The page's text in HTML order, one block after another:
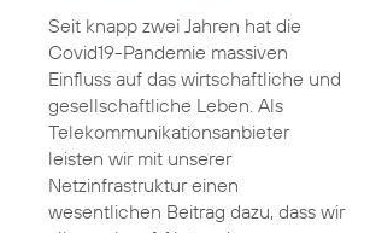
Seit knapp zwei Jahren hat die
Covid19-Pandemie massiven
Einfluss auf das wirtschaftliche und
gesellschaftliche Leben. Als
Telekommunikationsanbieter
leisten wir mit unserer
Netzinfrastruktur einen
wesentlichen Beitrag dazu, dass wir